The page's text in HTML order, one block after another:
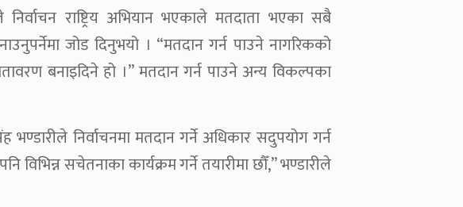
राष्ट्रिय अभियान भएकाले मतदाता भएका सबै
जोड दिनुभयो । “मतदान गर्न पाउने नागरिकको
बनाइदिने हो ।” मतदान गर्न पाउने अन्य विकल्पका
निर्वाचनमा मतदान गर्ने अधिकार सदुपयोग गर्न
विभिन्न सचेतनाका कार्यक्रम गर्ने तयारीमा छौँ,” भण्डारीले